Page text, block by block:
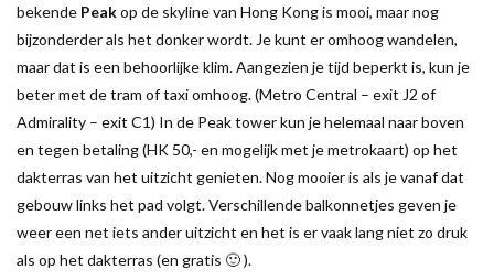
bekende Peakop de skyline van Hong Kong is mooi, maar nog
bijzonderder als het donker wordt. Je kunt er omhoog wandelen,
maar dat is een behoorlijke klim. Aangezien je tijd beperkt is, kun je
beter met de tram of taxi omhoog. (Metro Central – exit J2 of
Admirality – exit C1) In de Peak tower kun je helemaal naar boven
en tegen betaling (HK 50,- en mogelijk met je metrokaart) op het
dakterras van het uitzicht genieten. Nog mooier is als je vanaf dat
gebouw links het pad volgt. Verschillende balkonnetjes geven je
weer een net iets ander uitzicht en het is er vaak lang niet zo druk
als op het dakterras (en gratis 🙂 ).